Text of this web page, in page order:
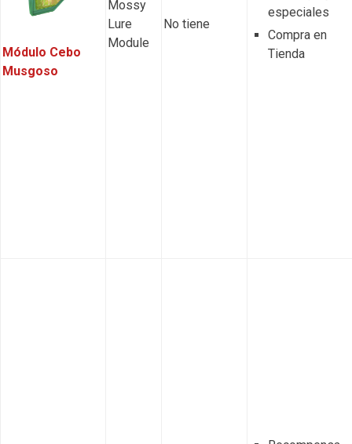
Módulo Cebo
Musgoso
Mossy
Lure
Module
No tiene
especiales
Compra en
Tienda